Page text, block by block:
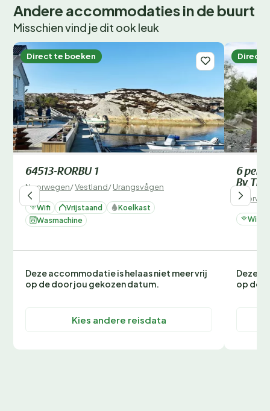
Andere accommodaties in de buurt
Misschien vind je dit ook leuk
Direct te boeken
64513-RORBU 1
Noorwegen/Vestland/Urangsvågen
Wifi Vrijstaand
Koelkast
Wasmachine
Deze accommodatie is helaas niet meer vrij
op de door jou gekozen datum.
Kies andere reisdata
Direct
6
By
Wifi
Deze
op de